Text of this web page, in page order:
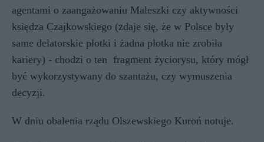
agentami o zaangażowaniu Maleszki czy aktywności
księdza Czajkowskiego (zdaje się, że w Polsce były
same delatorskie płotki i żadna płotka nie zrobiła
kariery) - chodzi o ten fragment życiorysu, który mógł
być wykorzystywany do szantażu, czy wymuszenia
decyzji.
W dniu obalenia rządu Olszewskiego Kuroń notuje.